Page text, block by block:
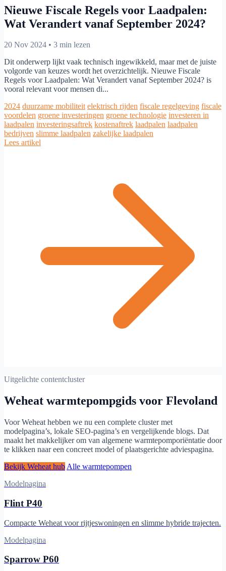
Nieuwe Fiscale Regels voor Laadpalen:
Wat Verandert vanaf September 2024?
20 Nov 2024 • 3 min lezen
Dit onderwerp lijkt vaak technisch ingewikkeld, maar met de juiste
volgorde van keuzes wordt het overzichtelijk. Nieuwe Fiscale
Regels voor Laadpalen: Wat Verandert vanaf September 2024? is
vooral relevant voor mensen di...
2024 duurzame mobiliteit elektrisch rijden fiscale regelgeving fiscale
voordelen groene investeringen groene technologie investeren in
laadpalen investeringsaftrek kostenaftrek laadpalen laadpalen
bedrijven slimme laadpalen zakelijke laadpalen
Lees artikel
Uitgelichte contentcluster
Weheat warmtepompgids voor Flevoland
Voor Weheat hebben we nu een complete cluster met
modelpagina’s, lokale SEO-pagina’s en vergelijkende blogs. Dat
maakt het makkelijker om van algemene warmtepomporiëntatie door
te klikken naar een concreet model of plaatsgerichte adviespagina.
Bekijk Weheat hub Alle warmtepompen
Modelpagina
Flint P40
Compacte Weheat voor rijtjeswoningen en slimme hybride trajecten.
Modelpagina
Sparrow P60